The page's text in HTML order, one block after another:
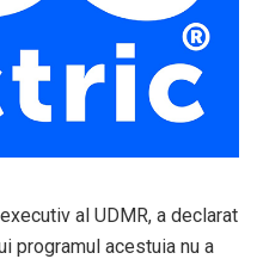
al UDMR, a declarat
programul acestuia nu a